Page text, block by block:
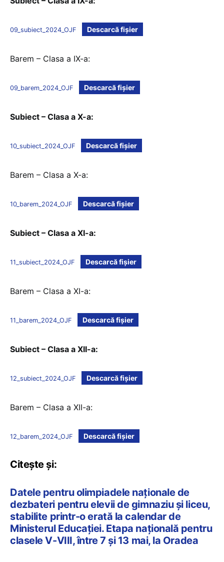
09_subiect_2024_OJF Descarcă fișier
Barem – Clasa a IX-a:
09_barem_2024_OJF Descarcă fișier
Subiect – Clasa a X-a:
10_subiect_2024_OJF Descarcă fișier
Barem – Clasa a X-a:
10_barem_2024_OJF Descarcă fișier
Subiect – Clasa a XI-a:
11_subiect_2024_OJF Descarcă fișier
Barem – Clasa a XI-a:
11_barem_2024_OJF Descarcă fișier
Subiect – Clasa a XII-a:
12_subiect_2024_OJF Descarcă fișier
Barem – Clasa a XII-a:
12_barem_2024_OJF Descarcă fișier
Citește și:
Datele pentru olimpiadele naționale de
dezbateri pentru elevii de gimnaziu și liceu,
stabilite printr-o erată la calendar de
Ministerul Educației. Etapa națională pentru
clasele V-VIII, între 7 și 13 mai, la Oradea